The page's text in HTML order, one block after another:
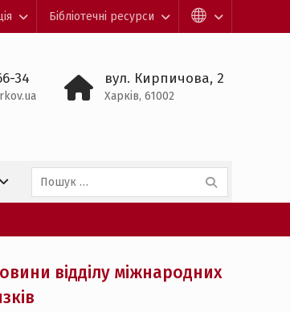
Бібліотечні ресурси
34 вул. Кирпичова, 2
Харків, 61002
Пошук:
відділу міжнародних